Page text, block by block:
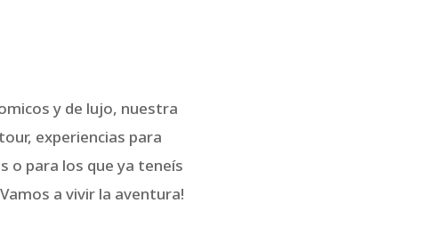
y de lujo, nuestra
experiencias para
o para los que ya teneís
a vivir la aventura!